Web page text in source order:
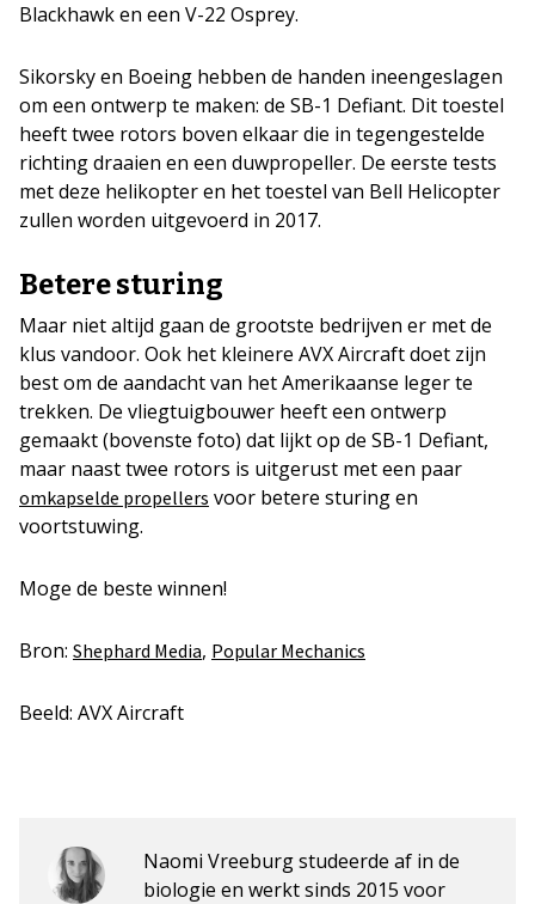
Blackhawk en een V-22 Osprey.
Sikorsky en Boeing hebben de handen ineengeslagen
om een ontwerp te maken: de SB-1 Defiant. Dit toestel
heeft twee rotors boven elkaar die in tegengestelde
richting draaien en een duwpropeller. De eerste tests
met deze helikopter en het toestel van Bell Helicopter
zullen worden uitgevoerd in 2017.
Betere sturing
Maar niet altijd gaan de grootste bedrijven er met de
klus vandoor. Ook het kleinere AVX Aircraft doet zijn
best om de aandacht van het Amerikaanse leger te
trekken. De vliegtuigbouwer heeft een ontwerp
gemaakt (bovenste foto) dat lijkt op de SB-1 Defiant,
maar naast twee rotors is uitgerust met een paar
omkapselde propellers voor betere sturing en
voortstuwing.
Moge de beste winnen!
Bron: Shephard Media, Popular Mechanics
Beeld: AVX Aircraft
Naomi Vreeburg studeerde af in de
biologie en werkt sinds 2015 voor